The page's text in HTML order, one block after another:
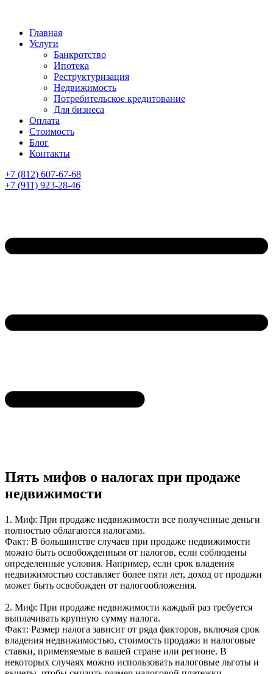
Главная
Услуги
Банкротство
Ипотека
Реструктуризация
Недвижимость
Потребительское кредитование
Для бизнеса
Оплата
Стоимость
Блог
Контакты
+7 (812) 607-67-68
+7 (911) 923-28-46
Пять мифов о налогах при продаже
недвижимости
1. Миф: При продаже недвижимости все полученные деньги
полностью облагаются налогами.
Факт: В большинстве случаев при продаже недвижимости
можно быть освобожденным от налогов, если соблюдены
определенные условия. Например, если срок владения
недвижимостью составляет более пяти лет, доход от продажи
может быть освобожден от налогообложения.
2. Миф: При продаже недвижимости каждый раз требуется
выплачивать крупную сумму налога.
Факт: Размер налога зависит от ряда факторов, включая срок
владения недвижимостью, стоимость продажи и налоговые
ставки, применяемые в вашей стране или регионе. В
некоторых случаях можно использовать налоговые льготы и